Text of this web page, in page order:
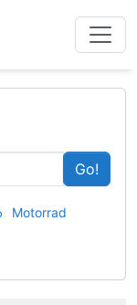
Go!
Motorrad